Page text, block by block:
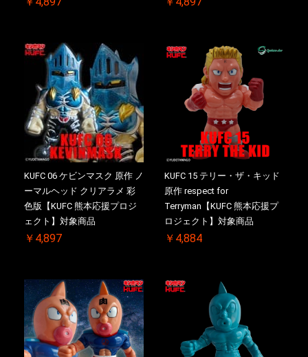
KUFC 06 ケビンマスク 原作 ノ
ーマルヘッド クリアラメ 彩
色版【KUFC 熊本応援プロジ
ェクト】対象商品
￥4,897
KUFC 15 テリー・ザ・キッド
原作 respect for
Terryman【KUFC 熊本応援プ
ロジェクト】対象商品
￥4,884